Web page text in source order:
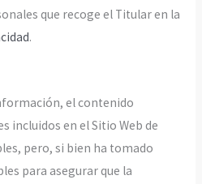
que recoge el Titular en la
.
el contenido
incluidos en el Sitio Web de
pero, si bien ha tomado
para asegurar que la